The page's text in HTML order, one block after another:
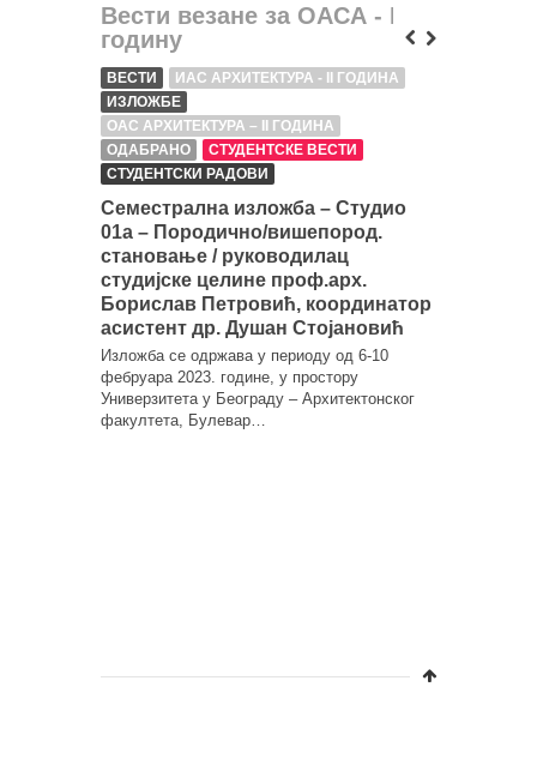
Вести везане за ОАСА - II
годину
ВЕСТИ
ИАС АРХИТЕКТУРА - II ГОДИНА
ИЗЛОЖБЕ
ОАС АРХИТЕКТУРА – II ГОДИНА
ОДАБРАНО
СТУДЕНТСКЕ ВЕСТИ
СТУДЕНТСКИ РАДОВИ
Семестрална изложба – Студио
01а – Породично/вишепород.
становање / руководилац
студијске целине проф.арх.
Борислав Петровић, координатор
асистент др. Душан Стојановић
Изложба се одржава у периоду од 6-10
фебруара 2023. године, у простору
Универзитета у Београду – Архитектонског
факултета, Булевар…